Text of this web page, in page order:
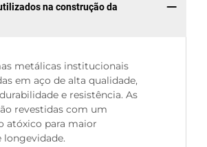
na construção da
metálicas institucionais
em aço de alta qualidade,
e resistência. As
revestidas com um
atóxico para maior
longevidade.